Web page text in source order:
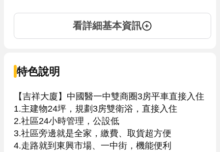
看詳細基本資訊
特色說明
【吉祥大廈】中國醫一中雙商圈3房平車直接入住
1.主建物24坪，規劃3房雙衛浴，直接入住
2.社區24小時管理，公設低
3.社區旁邊就是全家，繳費、取貨超方便
4.走路就到東興市場、一中街，機能便利